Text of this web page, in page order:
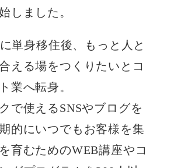
しました。
単身移住後、もっと人と
える場をつくりたいとコ
業へ転身。
で使えるSNSやブログを
的にいつでもお客様を集
育むためのWEB講座やコ